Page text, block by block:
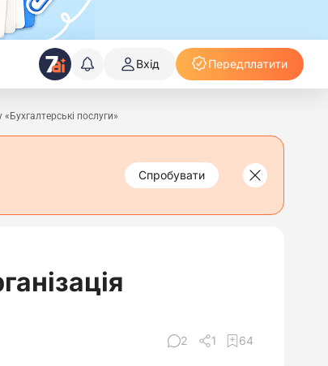
Вхід Передплатити
послуги»
Спробувати
2 1 64